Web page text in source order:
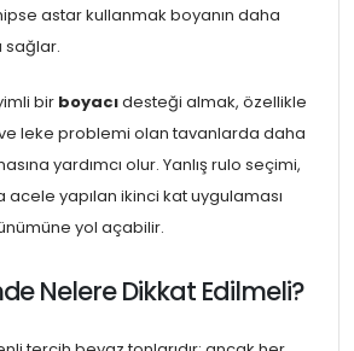
astar kullanmak boyanın daha
sağlar.
bir boyacıdesteği almak, özellikle
leke problemi olan tavanlarda daha
yardımcı olur. Yanlış rulo seçimi,
acele yapılan ikinci kat uygulaması
yol açabilir.
Nelere Dikkat Edilmeli?